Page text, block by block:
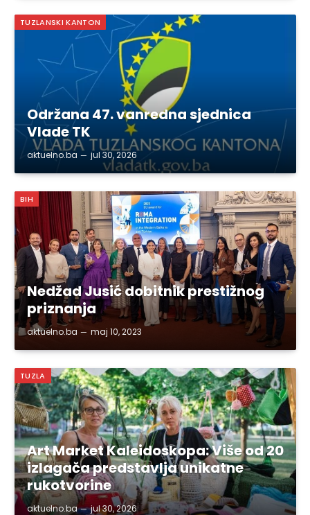
TUZLANSKI KANTON
Održana 47. vanredna sjednica
Vlade TK
aktuelno.ba jul 30, 2026
BIH
Nedžad Jusić dobitnik prestižnog
priznanja
aktuelno.ba maj 10, 2023
TUZLA
Art Market Kaleidoskopa: Više od 20
izlagača predstavlja unikatne
rukotvorine
aktuelno.ba jul 30, 2026